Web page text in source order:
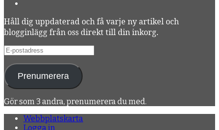
Håll dig uppdaterad och få varje ny artikel och
blogginlägg från oss direkt till din inkorg.
E-
postadress
Prenumerera
Gör som 3 andra, prenumerera du med.
Webbplatskarta
Logga in